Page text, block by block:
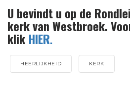
U bevindt u op de
kerk van Westbroek.
klik HIER.
HEERLIJKHEID KERK